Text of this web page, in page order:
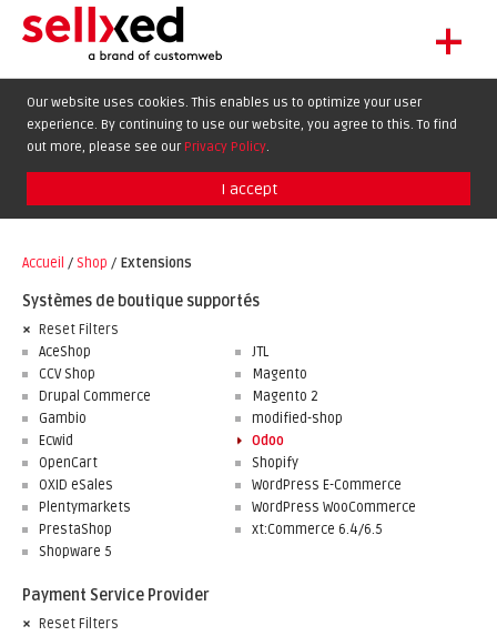
+
EXTENSIONS
BLOG
Our website uses cookies. This enables us to optimize your user
experience. By continuing to use our website, you agree to this. To find
out more, please see our Privacy Policy.
I accept
Accueil / Shop / Extensions
Systèmes de boutique supportés
Reset Filters
AceShop
CCV Shop
Drupal Commerce
Gambio
Ecwid
JTL
Magento
Magento 2
modified-shop
Odoo
OpenCart
OXID eSales
Plentymarkets
PrestaShop
Shopware 5
Shopify
WordPress E-Commerce
WordPress WooCommerce
xt:Commerce 6.4/6.5
Payment Service Provider
Reset Filters